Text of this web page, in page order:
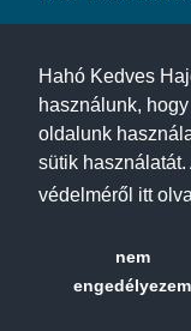
Hahó Kedves
használunk,
oldalunk
sütik használatát.
védelméről itt
nem
engedélyezem
Adatvédelem
A hahohajo.hu